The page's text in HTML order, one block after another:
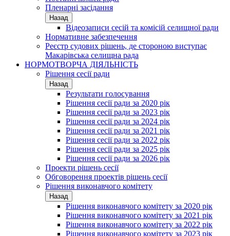
Пленарні засідання
Назад
Відеозаписи сесій та комісій селищної ради
Нормативне забезпечення
Реєстр судових рішень, де стороною виступає
Макарівська селищна рада
НОРМОТВОРЧА ДІЯЛЬНІСТЬ
Рішення сесії ради
Назад
Результати голосування
Рішення сесії ради за 2020 рік
Рішення сесії ради за 2023 рік
Рішення сесії ради за 2024 рік
Рішення сесії ради за 2021 рік
Рішення сесії ради за 2022 рік
Рішення сесії ради за 2025 рік
Рішення сесії ради за 2026 рік
Проекти рішень сесії
Обговорення проектів рішень сесії
Рішення виконавчого комітету
Назад
Рішення виконавчого комітету за 2020 рік
Рішення виконавчого комітету за 2021 рік
Рішення виконавчого комітету за 2022 рік
Рішення виконавчого комітету за 2023 рік